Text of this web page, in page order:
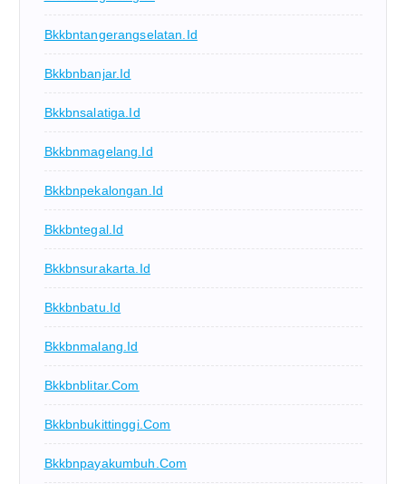
Bkkbntangerangselatan.id
Bkkbnbanjar.id
Bkkbnsalatiga.id
Bkkbnmagelang.id
Bkkbnpekalongan.id
Bkkbntegal.id
Bkkbnsurakarta.id
Bkkbnbatu.id
Bkkbnmalang.id
Bkkbnblitar.com
Bkkbnbukittinggi.com
Bkkbnpayakumbuh.com